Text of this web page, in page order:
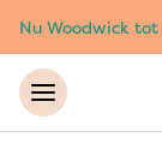
Nu Woodwick